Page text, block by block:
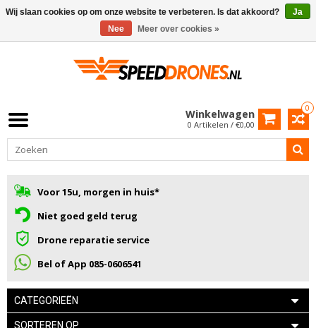
0
Winkelwagen
0 Artikelen / €0,00
Voor 15u, morgen in huis*
Niet goed geld terug
Drone reparatie service
Bel of App 085-0606541
CATEGORIEËN
SORTEREN OP
Wij slaan cookies op om onze website te verbeteren. Is dat akkoord?
Ja
Nee
Meer over cookies »